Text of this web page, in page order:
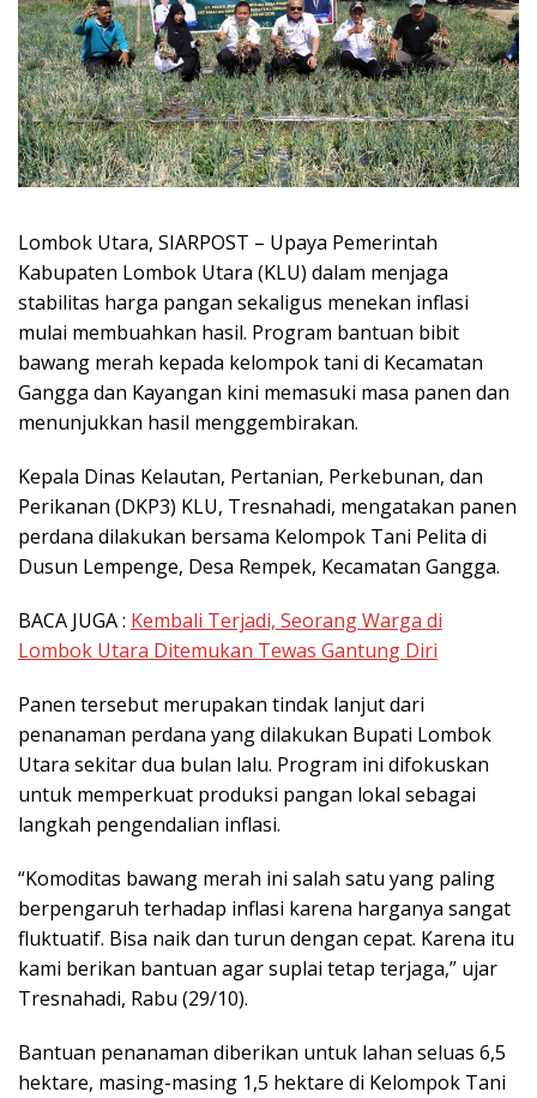
Lombok Utara, SIARPOST – Upaya Pemerintah
Kabupaten Lombok Utara (KLU) dalam menjaga
stabilitas harga pangan sekaligus menekan inflasi
mulai membuahkan hasil. Program bantuan bibit
bawang merah kepada kelompok tani di Kecamatan
Gangga dan Kayangan kini memasuki masa panen dan
menunjukkan hasil menggembirakan.
Kepala Dinas Kelautan, Pertanian, Perkebunan, dan
Perikanan (DKP3) KLU, Tresnahadi, mengatakan panen
perdana dilakukan bersama Kelompok Tani Pelita di
Dusun Lempenge, Desa Rempek, Kecamatan Gangga.
BACA JUGA : Kembali Terjadi, Seorang Warga di
Lombok Utara Ditemukan Tewas Gantung Diri
Panen tersebut merupakan tindak lanjut dari
penanaman perdana yang dilakukan Bupati Lombok
Utara sekitar dua bulan lalu. Program ini difokuskan
untuk memperkuat produksi pangan lokal sebagai
langkah pengendalian inflasi.
“Komoditas bawang merah ini salah satu yang paling
berpengaruh terhadap inflasi karena harganya sangat
fluktuatif. Bisa naik dan turun dengan cepat. Karena itu
kami berikan bantuan agar suplai tetap terjaga,” ujar
Tresnahadi, Rabu (29/10).
Bantuan penanaman diberikan untuk lahan seluas 6,5
hektare, masing-masing 1,5 hektare di Kelompok Tani